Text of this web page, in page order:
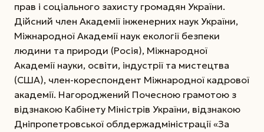
прав і соціального захисту громадян України.
Дійсний член Академії інженерних наук України,
Міжнародної Академії наук екології безпеки
людини та природи (Росія), Міжнародної
Академії науки, освіти, індустрії та мистецтва
(США), член-кореспондент Міжнародної кадрової
академії. Нагороджений Почесною грамотою з
відзнакою Кабінету Міністрів України, відзнакою
Дніпропетровської облдержадміністрації «За